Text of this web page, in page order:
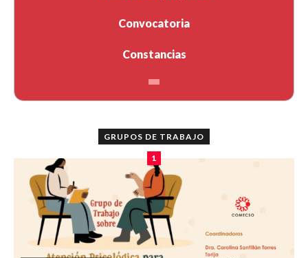
Convocatoria
Constancias
GRUPOS DE TRABAJO
1